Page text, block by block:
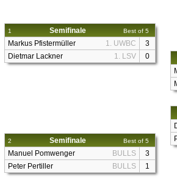
1 Semifinale Best of 5
Markus Pfistermüller 1. UWBC
3
Dietmar Lackner
1. LSV 0
2 Semifinale Best of 5
Manuel Pomwenger BULLS
3
Peter Pertiller
BULLS 1